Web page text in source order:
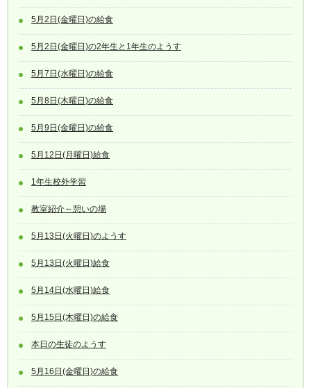
5月2日(金曜日)の給食
5月2日(金曜日)の2年生と1年生のようす
5月7日(水曜日)の給食
5月8日(木曜日)の給食
5月9日(金曜日)の給食
5月12日(月曜日)給食
1年生校外学習
教室紹介～憩いの場
5月13日(火曜日)のようす
5月13日(火曜日)給食
5月14日(水曜日)給食
5月15日(木曜日)の給食
本日の生徒のようす
5月16日(金曜日)の給食